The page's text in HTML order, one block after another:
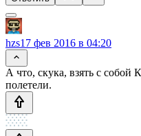
hzs17 фев 2016 в 04:20
А что, скука, взять с
полетели.